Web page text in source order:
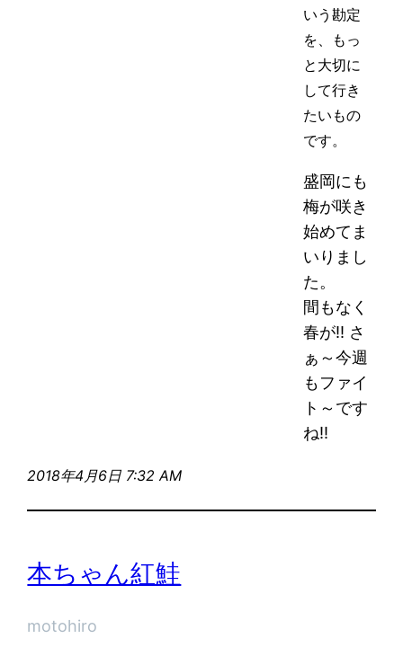
いう勘定
を、もっ
と大切に
して行き
たいもの
です。
盛岡にも
梅が咲き
始めてま
いりまし
た。
間もなく
春が!! さ
ぁ～今週
もファイ
ト～です
ね!!
2018年4月6日 7:32 AM
本ちゃん紅鮭
motohiro